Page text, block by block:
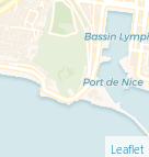
Leaflet